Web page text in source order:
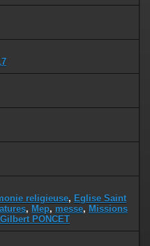
religieuse, Eglise Saint
, Mep, messe, Missions
PONCET